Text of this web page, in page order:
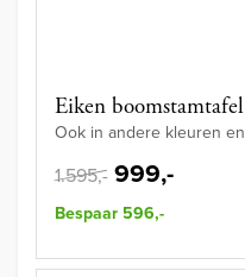
Eiken
Ook in andere kleuren
1.595,- 999,-
Bespaar 596,-